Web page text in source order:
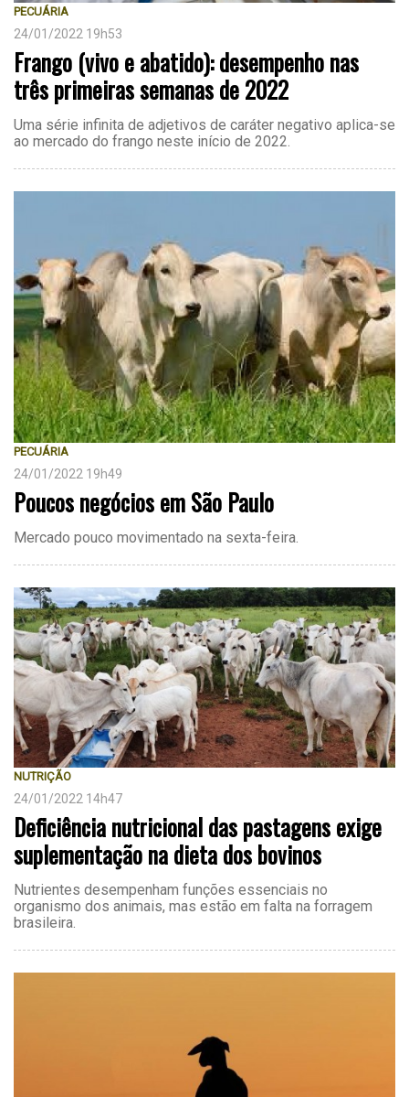
PECUÁRIA
24/01/2022 19h53
Frango (vivo e abatido): desempenho nas
três primeiras semanas de 2022
Uma série infinita de adjetivos de caráter negativo aplica-se
ao mercado do frango neste início de 2022.
PECUÁRIA
24/01/2022 19h49
Poucos negócios em São Paulo
Mercado pouco movimentado na sexta-feira.
NUTRIÇÃO
24/01/2022 14h47
Deficiência nutricional das pastagens exige
suplementação na dieta dos bovinos
Nutrientes desempenham funções essenciais no
organismo dos animais, mas estão em falta na forragem
brasileira.